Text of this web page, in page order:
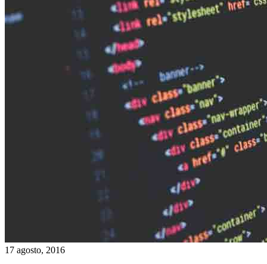
17 agosto, 2016